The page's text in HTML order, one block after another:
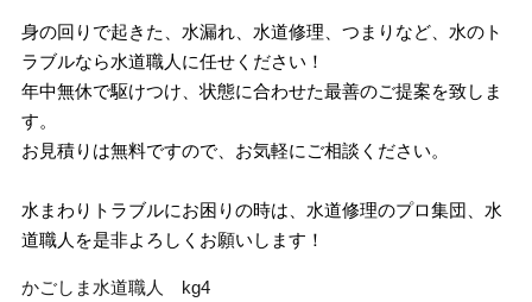
身の回りで起きた、水漏れ、水道修理、つまりなど、水のト
ラブルなら水道職人に任せください！
年中無休で駆けつけ、状態に合わせた最善のご提案を致しま
す。
お見積りは無料ですので、お気軽にご相談ください。
水まわりトラブルにお困りの時は、水道修理のプロ集団、水
道職人を是非よろしくお願いします！
かごしま水道職人 kg4